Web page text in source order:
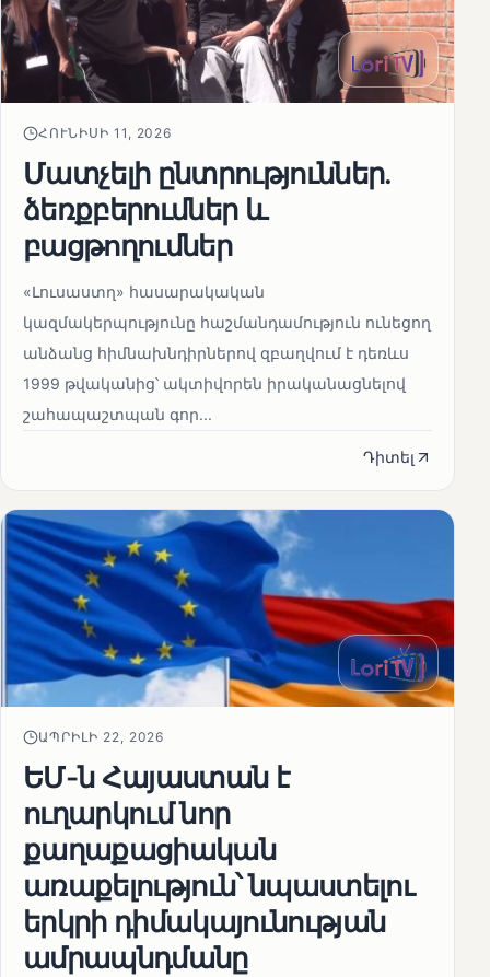
ՀՈՒՆԻՍԻ 11, 2026
Մատչելի ընտրություններ.
ձեռքբերումներ և
բացթողումներ
«Լուսաստղ» հասարակական
կազմակերպությունը հաշմանդամություն ունեցող
անձանց հիմնախնդիրներով զբաղվում է դեռևս
1999 թվականից՝ ակտիվորեն իրականացնելով
շահապաշտպան գոր...
Դիտել
ԱՊՐԻԼԻ 22, 2026
ԵՄ-ն Հայաստան է
ուղարկում նոր
քաղաքացիական
առաքելություն՝ նպաստելու
երկրի դիմակայունության
ամրապնդմանը